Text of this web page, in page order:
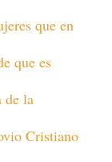
que en
que es
de la
Cristiano